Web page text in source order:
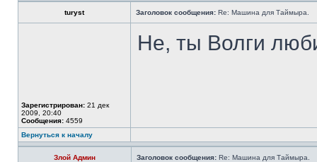
turyst Заголовок сообщения: Re: Машина для Таймыра.
Зарегистрирован: 21 дек
2009, 20:40
Сообщения: 4559
Не, ты Волги
Вернуться к началу
Злой Админ Заголовок сообщения: Re: Машина для Таймыра.